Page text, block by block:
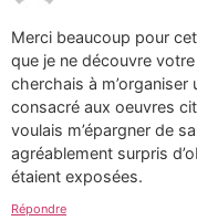
Merci beaucoup pour
que je ne découvre
cherchais à
consacré aux oeuvres
voulais m’épargner de
agréablement surpris
étaient exposées.
Répondre